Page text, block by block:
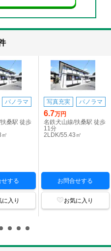
パノラマ
桑駅 徒歩
せする
に入り
写真充実 パノラマ
6.7万円
名鉄犬山線/扶桑駅 徒歩
11分
2LDK/55.43㎡
お問合せする
お気に入り